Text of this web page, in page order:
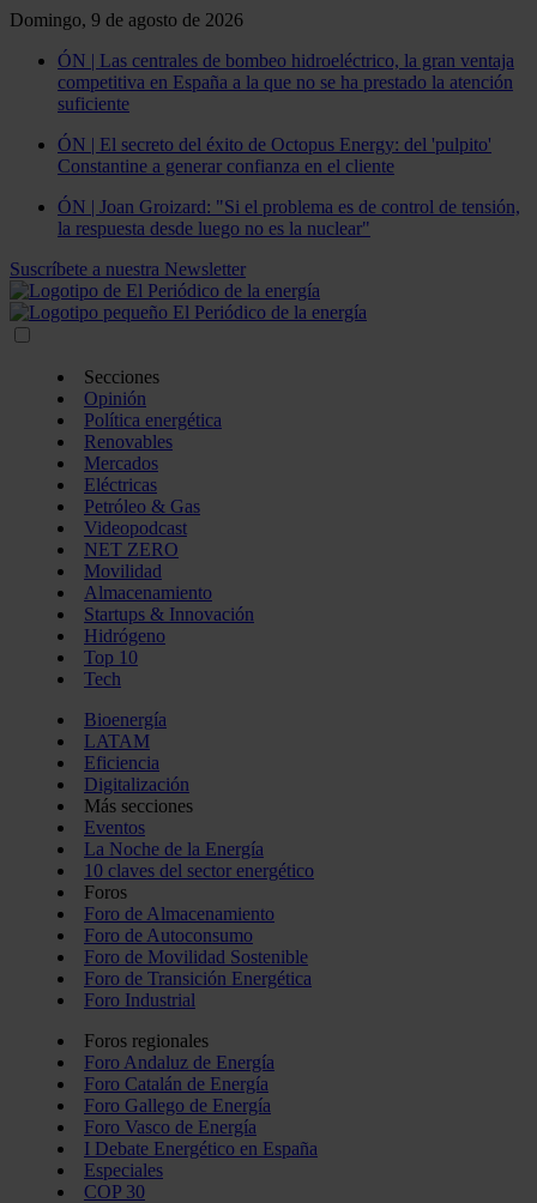
Domingo, 9 de agosto de 2026
ÓN | Las centrales de bombeo hidroeléctrico, la gran ventaja
competitiva en España a la que no se ha prestado la atención
suficiente
ÓN | El secreto del éxito de Octopus Energy: del 'pulpito'
Constantine a generar confianza en el cliente
ÓN | Joan Groizard: "Si el problema es de control de tensión,
la respuesta desde luego no es la nuclear"
Suscríbete a nuestra Newsletter
Secciones
Opinión
Política energética
Renovables
Mercados
Eléctricas
Petróleo & Gas
Videopodcast
NET ZERO
Movilidad
Almacenamiento
Startups & Innovación
Hidrógeno
Top 10
Tech
Bioenergía
LATAM
Eficiencia
Digitalización
Más secciones
Eventos
La Noche de la Energía
10 claves del sector energético
Foros
Foro de Almacenamiento
Foro de Autoconsumo
Foro de Movilidad Sostenible
Foro de Transición Energética
Foro Industrial
Foros regionales
Foro Andaluz de Energía
Foro Catalán de Energía
Foro Gallego de Energía
Foro Vasco de Energía
I Debate Energético en España
Especiales
COP 30